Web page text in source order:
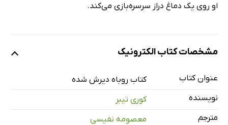
او روی یک دماغ دراز سرسره‌بازی می‌کند.
مشخصات کتاب الکترونیک
عنوان کتاب
کتاب روباه دیرش شده
نویسنده
کوری تیبر
مترجم
معصومه نفیسی